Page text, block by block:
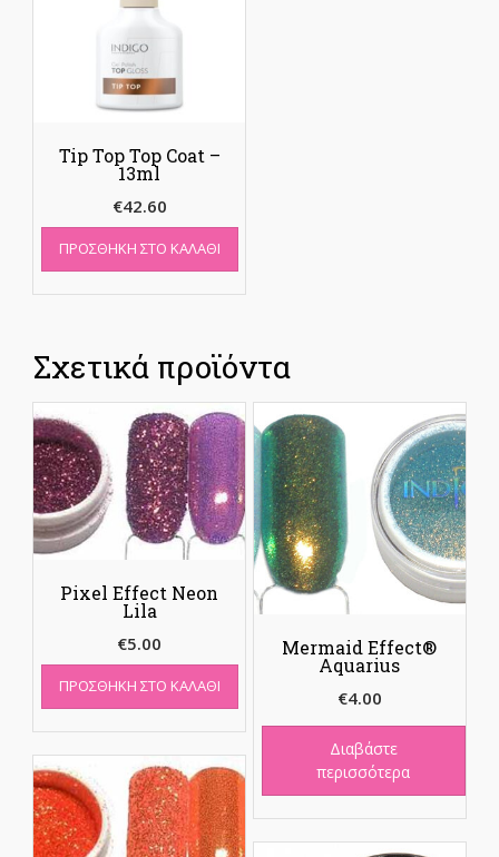
Tip Top Top Coat –
13ml
€42.60
ΠΡΟΣΘΉΚΗ ΣΤΟ ΚΑΛΆΘΙ
Σχετικά προϊόντα
Pixel Effect Neon
Lila
€5.00
ΠΡΟΣΘΉΚΗ ΣΤΟ ΚΑΛΆΘΙ
Mermaid Effect®
Aquarius
€4.00
Διαβάστε
περισσότερα